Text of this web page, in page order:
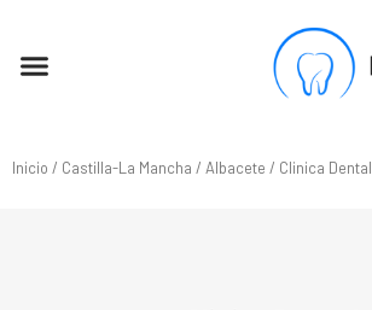
Inicio / Castilla-La Mancha / Albacete / Clinica Dental